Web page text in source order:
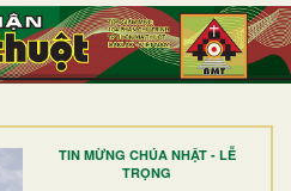
TIN MỪNG CHÚA NHẬT - LỄ
TRỌNG